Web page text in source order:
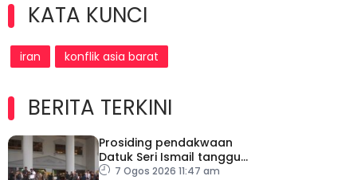
KATA KUNCI
iran konflik asia barat
BERITA TERKINI
Prosiding pendakwaan
Datuk Seri Ismail tangguh
ke 27 Ogos, kini dirawat
7 Ogos 2026 11:47 am